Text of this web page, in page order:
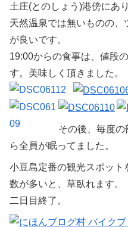
土庄(とのしょう)港傍にあり
天然温泉では無いものの、
が良いです。
19:00からの食事は、値段
す。美味しく頂きました。
その後、毎度
ら全員が眠ってました。
小豆島定番の観光スポット
数が多いと、草臥れます。
二日目終了。